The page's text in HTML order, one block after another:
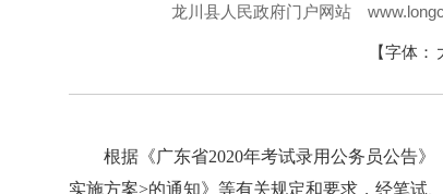
龙川县人民政府门户网站
【字体：
根据《广东省2020年考试录用公务员公告》
实施方案>的通知》等有关规定和要求，经笔试